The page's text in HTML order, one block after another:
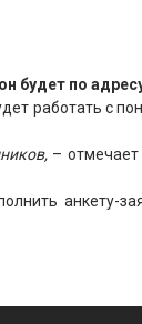
по
работать с
– отмечает
анкету-